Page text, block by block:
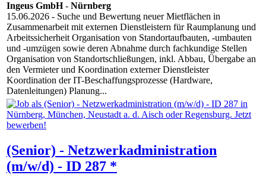
Ingeus GmbH- Nürnberg
15.06.2026 - Suche und Bewertung neuer Mietflächen in
Zusammenarbeit mit externen Dienstleistern für Raumplanung und
Arbeitssicherheit Organisation von Standortaufbauten, -umbauten
und -umzügen sowie deren Abnahme durch fachkundige Stellen
Organisation von Standortschließungen, inkl. Abbau, Übergabe an
den Vermieter und Koordination externer Dienstleister
Koordination der IT-Beschaffungsprozesse (Hardware,
Datenleitungen) Planung...
(Senior) - Netzwerkadministration
(m/w/d) - ID 287 *